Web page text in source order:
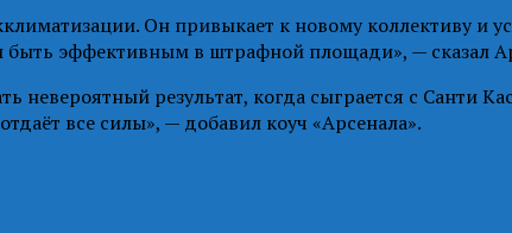
Он привыкает к новому коллективу
быть эффективным в штрафной площади», — сказал
невероятный результат, когда сыграется с Санти
все силы», — добавил коуч «Арсенала».